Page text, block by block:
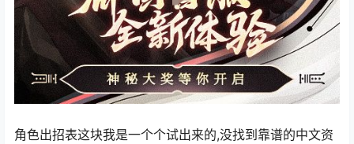
角色出招表这块我是一个个试出来的,没找到靠谱的中文资